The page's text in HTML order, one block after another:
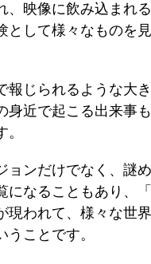
、映像に飲み込まれ
として様々なものを
報じられるような大
身近で起こる出来事
ョンだけでなく、謎
になることもあり、
現われて、様々な世
うことです。